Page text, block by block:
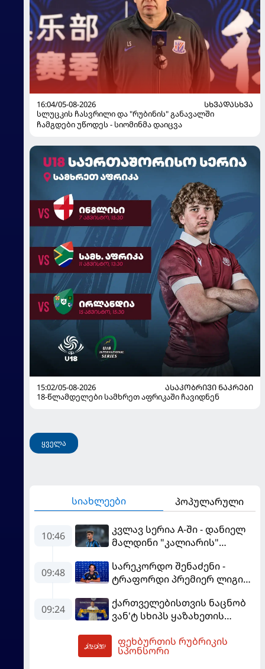
16:04/05-08-2026
ᲡᲮᲕᲐᲓᲐᲡᲮᲕᲐ
სლუცკის ჩასვრილი და "რუბინის" განავალში
ჩამგდები უწოდეს - სიომინმა დაიცვა
15:02/05-08-2026
ᲐᲡᲐᲙᲝᲑᲠᲘᲕᲘ ᲜᲐᲙᲠᲔᲑᲘ
18-წლამდელები სამხრეთ აფრიკაში ჩავიდნენ
ყველა
სიახლეები პოპულარული
10:46
კვლავ სერია A-ში - დანიელ
მალდინი "კალიარის"
09:48
სარეკორდო შენაძენი -
ტრაფორდი პრემიერ ლიგის
09:24
ქართველებისთვის ნაცნობ
ვან'ტ სხიპს ყაზახეთის
ფეხბურთის რუბრიკის
სპონსორი